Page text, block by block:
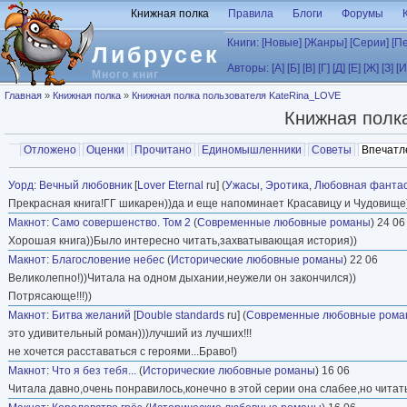
Перейти к основному содержанию
Либрусек
Много книг
Книжная полка Правила Блоги Форумы
Книги: [Новые] [Жанры] [Серии]
Авторы: [А] [Б] [В] [Г] [Д] [Е] [Ж] [З]
Вы здесь
Главная » Книжная полка » Книжная полка пользователя KateRina_LOVE
Книжная
Главные вкладки
Отложено Оценки Прочитано Единомышленники Советы
Вторичные вкладки
Уорд: Вечный любовник [Lover Eternal ru] (Ужасы, Эротика, Любовная
Прекрасная книга!ГГ шикарен))да и еще напоминает Красавицу и
Макнот: Само совершенство. Том 2 (Современные любовные романы) 24 06
Хорошая книга))Было интересно читать,захватывающая история))
Макнот: Благословение небес (Исторические любовные романы) 22 06
Великолепно!))Читала на одном дыхании,неужели он закончился))
Потрясающе!!!))
Макнот: Битва желаний [Double standards ru] (Современные любовные
это удивительный роман)))лучший из лучших!!!
не хочется расставаться с героями...Браво!)
Макнот: Что я без тебя... (Исторические любовные романы) 16 06
Читала давно,очень понравилось,конечно в этой серии она слабее,но